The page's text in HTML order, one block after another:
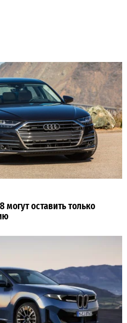
оставить только